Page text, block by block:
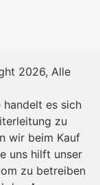
2026, Alle
handelt es sich
zu
wir beim Kauf
uns hilft unser
zu betreiben